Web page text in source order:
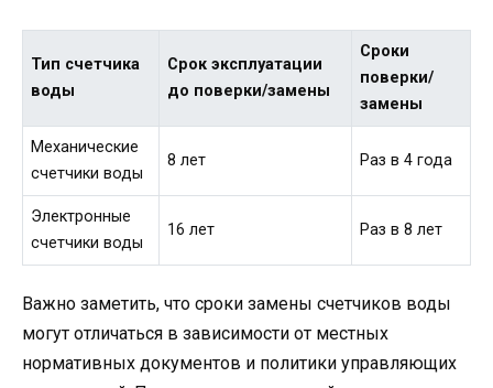
Тип счетчика
воды
Срок эксплуатации
до поверки/замены
Сроки
поверки/
замены
Механические
счетчики воды
8 лет Раз в 4 года
Электронные
счетчики воды
16 лет Раз в 8 лет
Важно заметить, что сроки замены счетчиков воды
могут отличаться в зависимости от местных
нормативных документов и политики управляющих